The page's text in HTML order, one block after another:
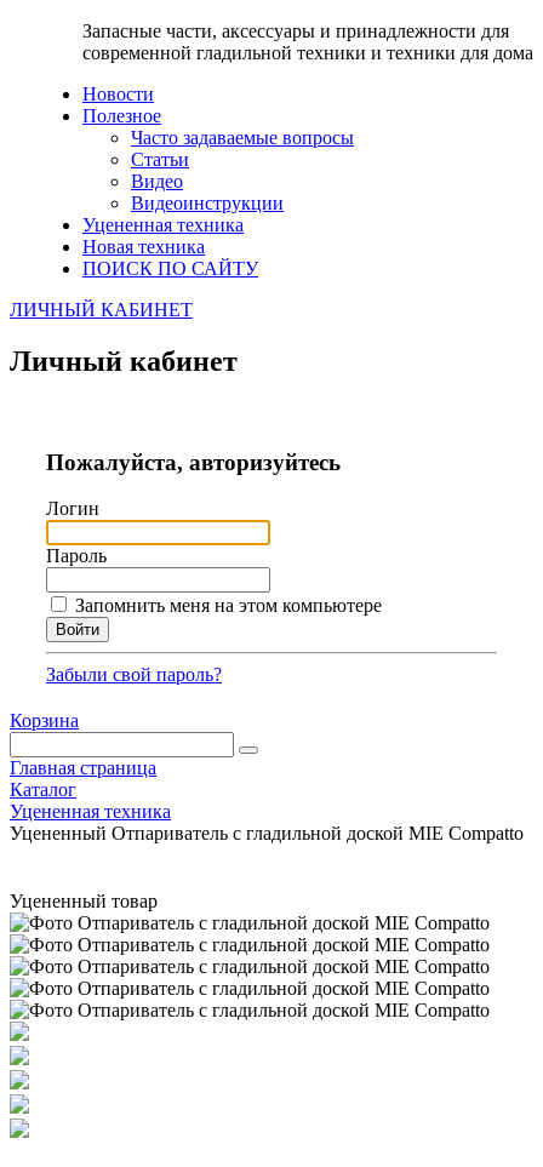
Запасные части, аксессуары и принадлежности для
современной гладильной техники и техники для дома
Новости
Полезное
Часто задаваемые вопросы
Статьи
Видео
Видеоинструкции
Уцененная техника
Новая техника
ПОИСК ПО САЙТУ
ЛИЧНЫЙ КАБИНЕТ
Личный кабинет
Пожалуйста, авторизуйтесь
Логин
Пароль
Запомнить меня на этом компьютере
Забыли свой пароль?
Корзина
Главная страница
Каталог
Уцененная техника
Уцененный Отпариватель с гладильной доской MIE Compatto
Уцененный товар